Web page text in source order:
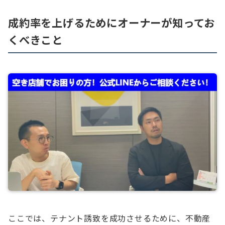
成約率を上げるためにオーナーが知ってお
くべきこと
ここでは、テナント誘致を成功させるために、不動産